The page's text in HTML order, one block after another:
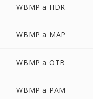
WBMP a HDR
WBMP a MAP
WBMP a OTB
WBMP a PAM